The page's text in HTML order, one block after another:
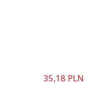
35,18 PLN